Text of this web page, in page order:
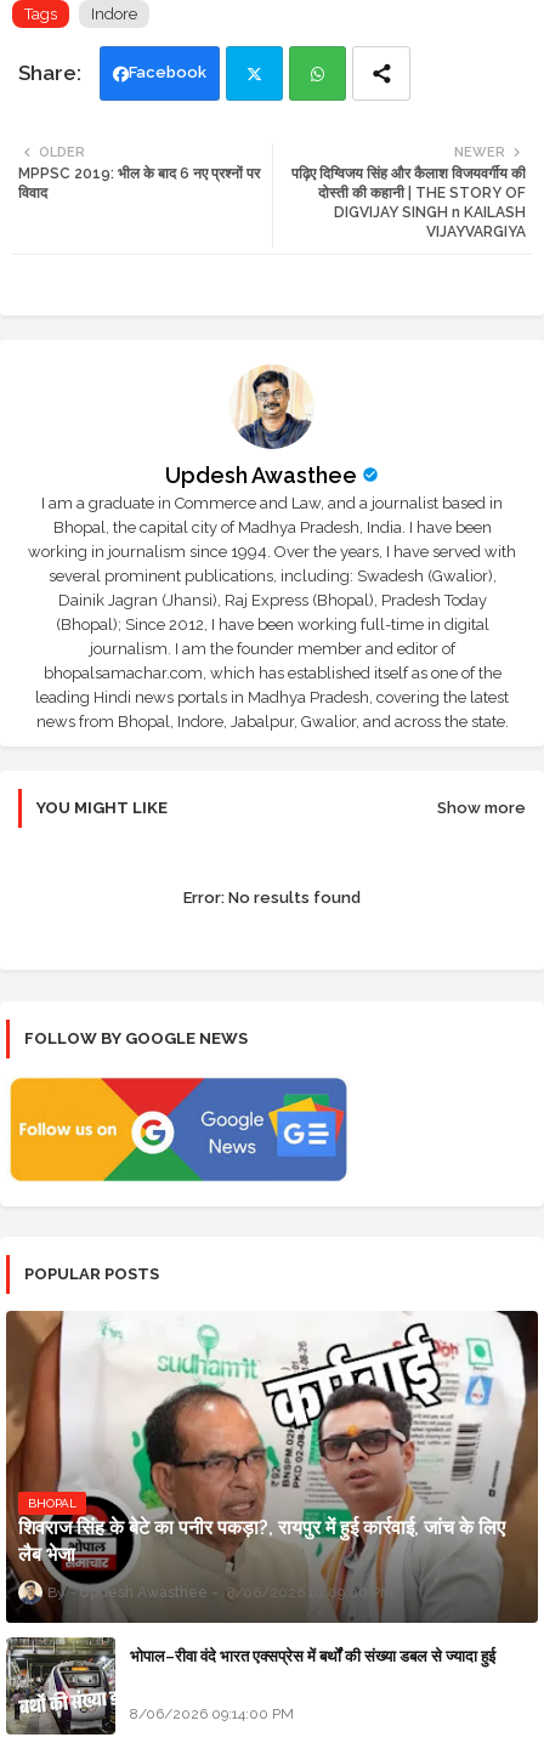
Tags Indore
Facebook
tte ats
NEWER
पढ़िए दिग्विजय सिंह और कैलाश विजयवर्गीय की
दोस्ती की कहानी | THE STORY OF
DIGVIJAY SINGH n KAILASH
VIJAYVARGIYA
OLDER
MPPSC 2019: भील के बाद 6 नए प्रश्नों पर
विवाद
Updesh Awasthee
I am a graduate in Commerce and Law, and a journalist based in
Bhopal, the capital city of Madhya Pradesh, India. I have been
working in journalism since 1994. Over the years, I have served with
several prominent publications, including: Swadesh (Gwalior),
Dainik Jagran (Jhansi), Raj Express (Bhopal), Pradesh Today
(Bhopal); Since 2012, I have been working full-time in digital
journalism. I am the founder member and editor of
bhopalsamachar.com, which has established itself as one of the
leading Hindi news portals in Madhya Pradesh, covering the latest
news from Bhopal, Indore, Jabalpur, Gwalior, and across the state.
YOU MIGHT LIKE Show more
Error: No results found
FOLLOW BY GOOGLE NEWS
POPULAR POSTS
BHOPAL
शिवराज सिंह के बेटे का पनीर पकड़ा?, रायपुर में हुई कार्रवाई, जांच के लिए
लैब भेजा
Updesh Awasthee 8/06/2026 10:09:00 PM
भोपाल–रीवा वंदे भारत एक्सप्रेस में बर्थों की संख्या डबल से ज्यादा हुई
8/06/2026 09:14:00 PM